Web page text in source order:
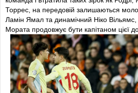
Омородіон.
Франція:Меньян — Калулу,
— Коне, Рабьо — Дембеле,
Запасні:Самба, Шевальє, Павар,
Чуамені, Коло Муані, Гюсто,
Ернандес, Шеркі.
1’
Пролунав стартовий свисток
Торрес, на передовій залишаються
Ламін Ямал та динамічний Ніко
Мората продовжує бути капітаном цієї